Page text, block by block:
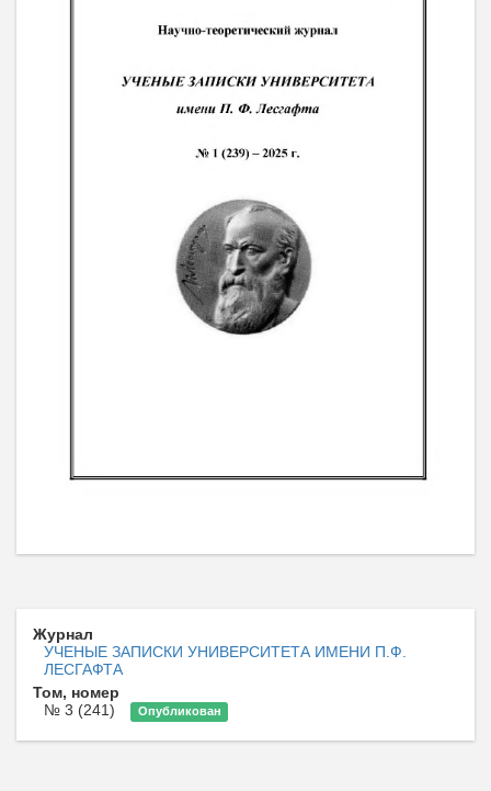
Журнал
УЧЕНЫЕ ЗАПИСКИ УНИВЕРСИТЕТА ИМЕНИ П.Ф.
ЛЕСГАФТА
Том, номер
№ 3 (241)
Опубликован